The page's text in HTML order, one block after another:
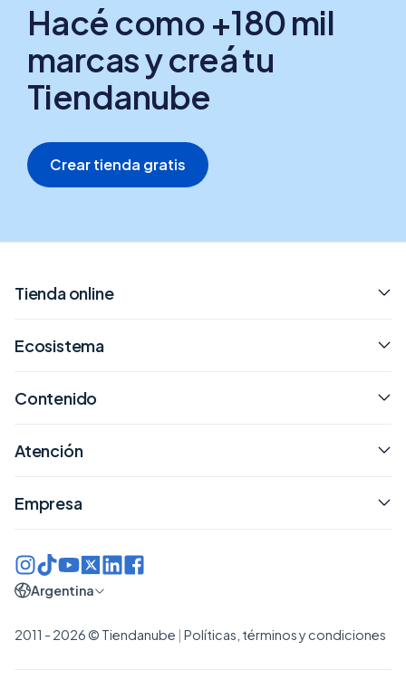
Hacé como +180 mil
marcas y creá tu
Tiendanube
Crear tienda gratis
Tienda online
Ecosistema
Contenido
Atención
Empresa
2011 - 2026 © Tiendanube | Políticas, términos y condiciones
Argentina